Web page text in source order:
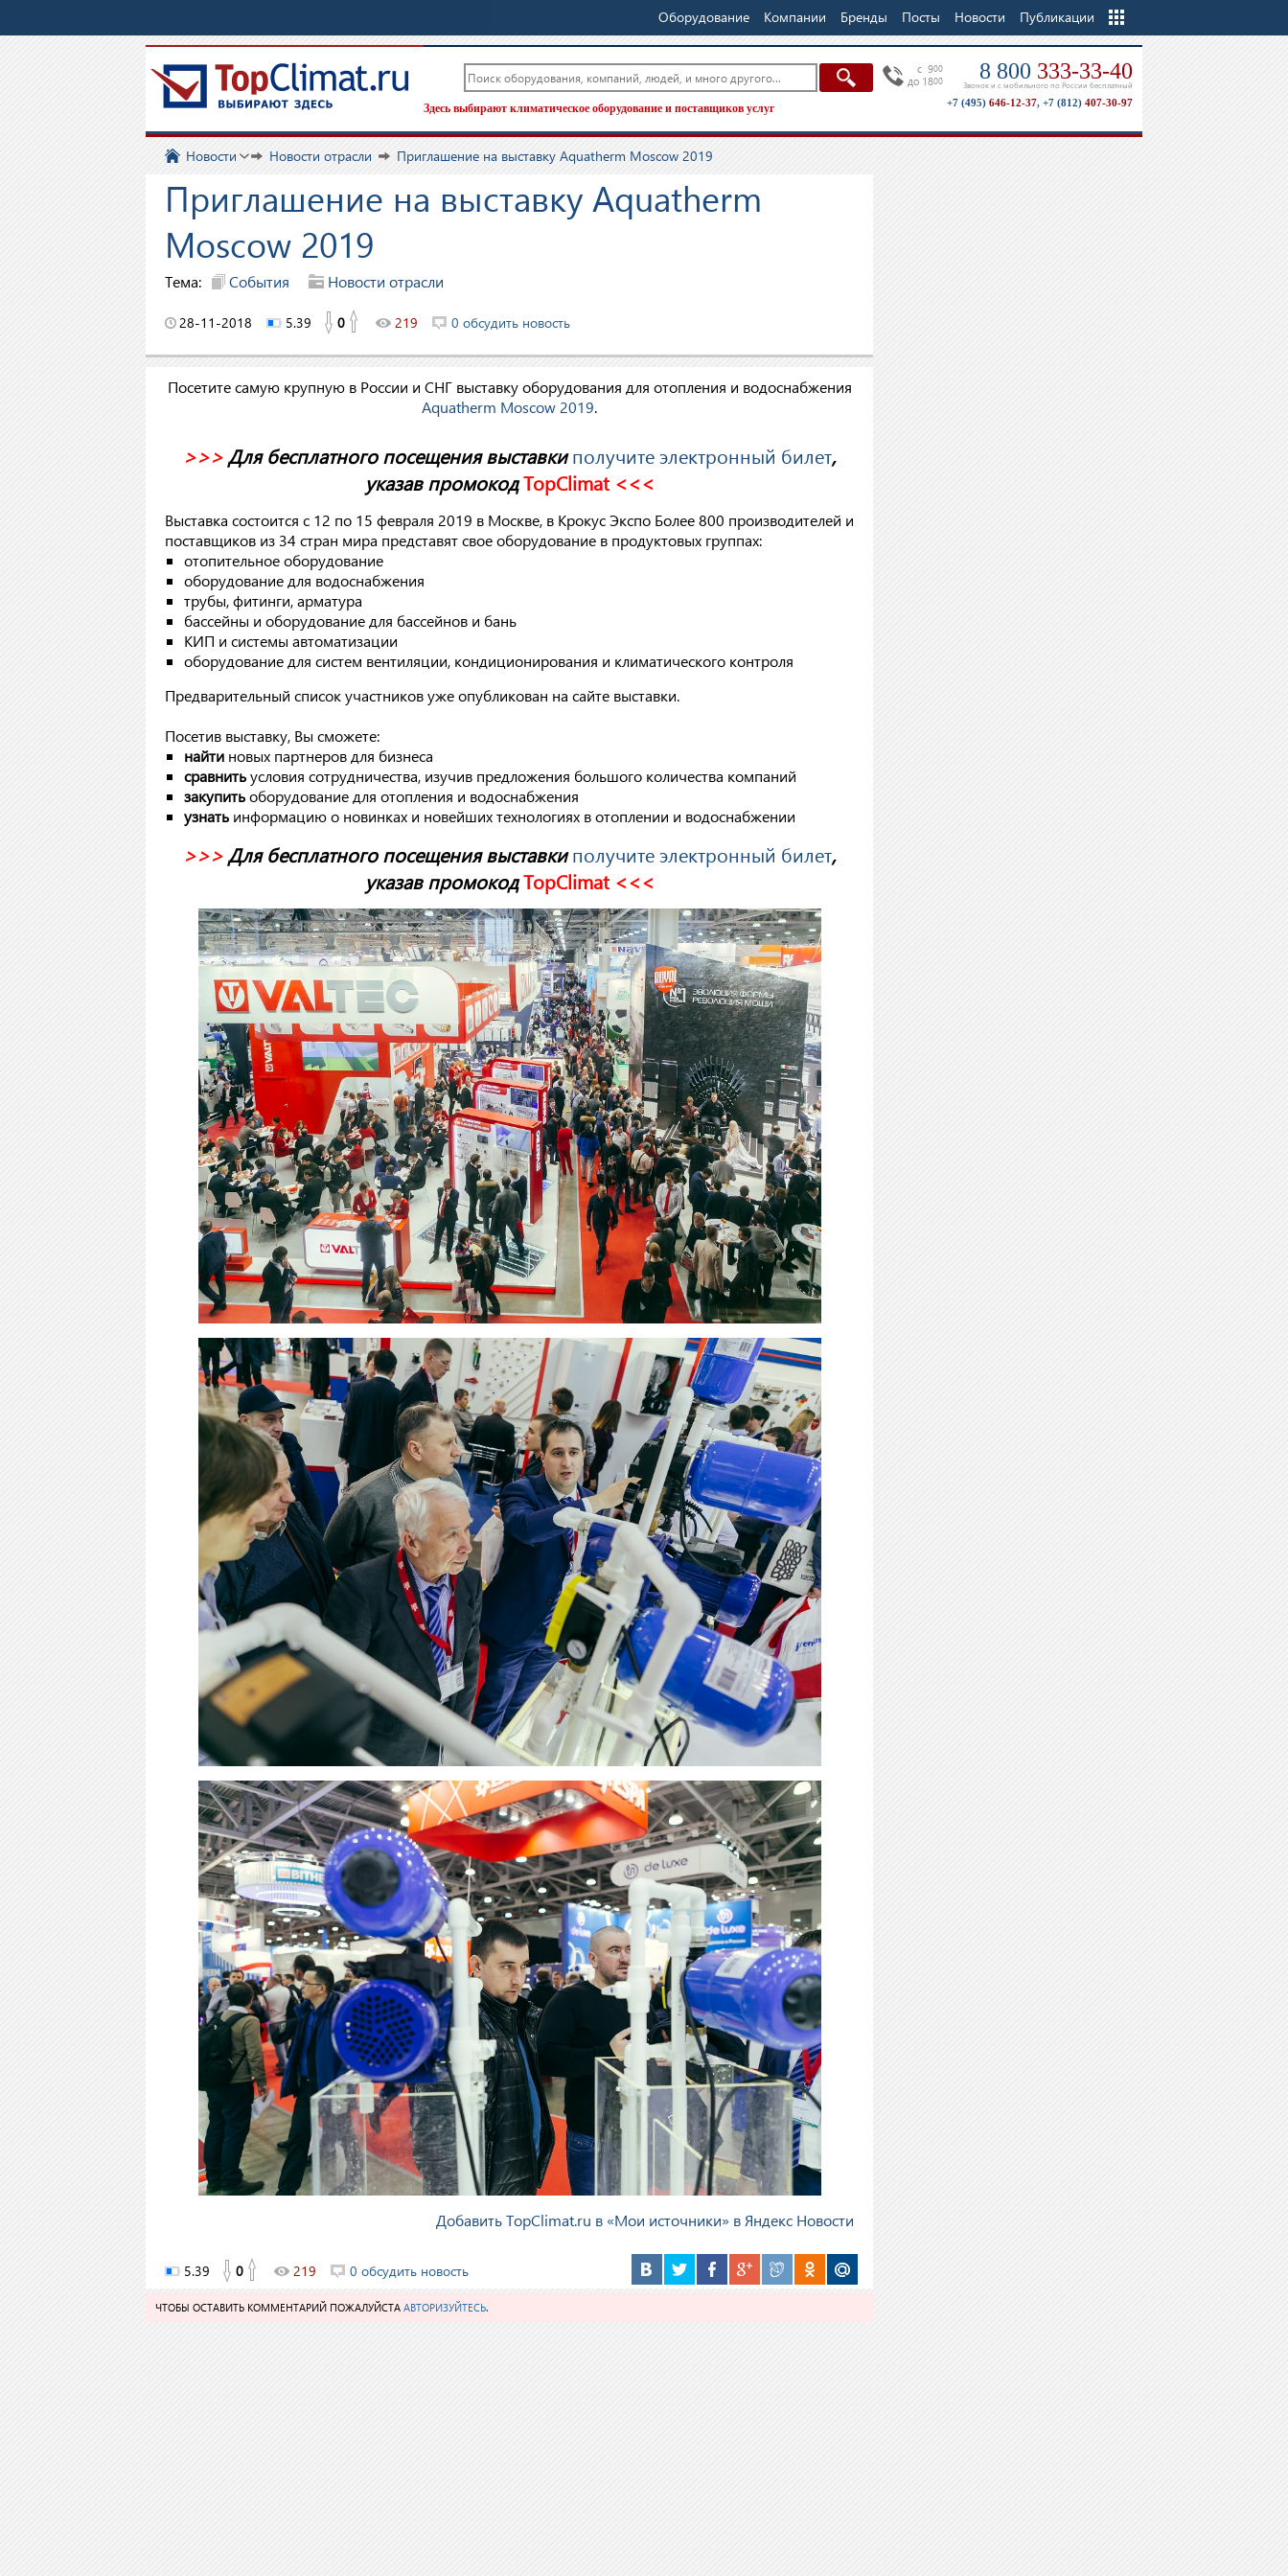
Оборудование Компании Бренды Посты Новости Публикации
Еще
c 900
до 1800 8 800 333-33-40
Звонок и с мобильного по России бесплатный
+7 (495) 646-12-37, +7 (812) 407-30-97
Здесь выбирают климатическое оборудование и поставщиков услуг
Новости Новости отрасли Приглашение на выставку Aquatherm Moscow 2019
Приглашение на выставку Aquatherm
Moscow 2019
Тема: События Новости отрасли
28-11-2018 5.39 0 219 0 обсудить новость
Посетите самую крупную в России и СНГ выставку оборудования для отопления и водоснабжения
Aquatherm Moscow 2019.
>>>Для бесплатного посещения выставкиполучите электронный билет,
указав промокод ­­­­­TopClimat <<<
Выставка состоится с 12 по 15 февраля 2019 в Москве, в Крокус Экспо Более 800 производителей и
поставщиков из 34 стран мира представят свое оборудование в продуктовых группах:
отопительное оборудование
оборудование для водоснабжения
трубы, фитинги, арматура
бассейны и оборудование для бассейнов и бань
КИП и системы автоматизации
оборудование для систем вентиляции, кондиционирования и климатического контроля
Предварительный список участников уже опубликован на сайте выставки.
Посетив выставку, Вы сможете:
найти новых партнеров для бизнеса
сравнитьусловия сотрудничества, изучив предложения большого количества компаний
закупитьоборудование для отопления и водоснабжения
узнать информацию о новинках и новейших технологиях в отоплении и водоснабжении
>>>Для бесплатного посещения выставкиполучите электронный билет,
указав промокод ­­­­­TopClimat <<<
Добавить TopClimat.ru в «Мои источники» в Яндекс Новости
5.39 0 219 0 обсудить новость
ЧТОБЫ ОСТАВИТЬ КОММЕНТАРИЙ ПОЖАЛУЙСТА АВТОРИЗУЙТЕСЬ.